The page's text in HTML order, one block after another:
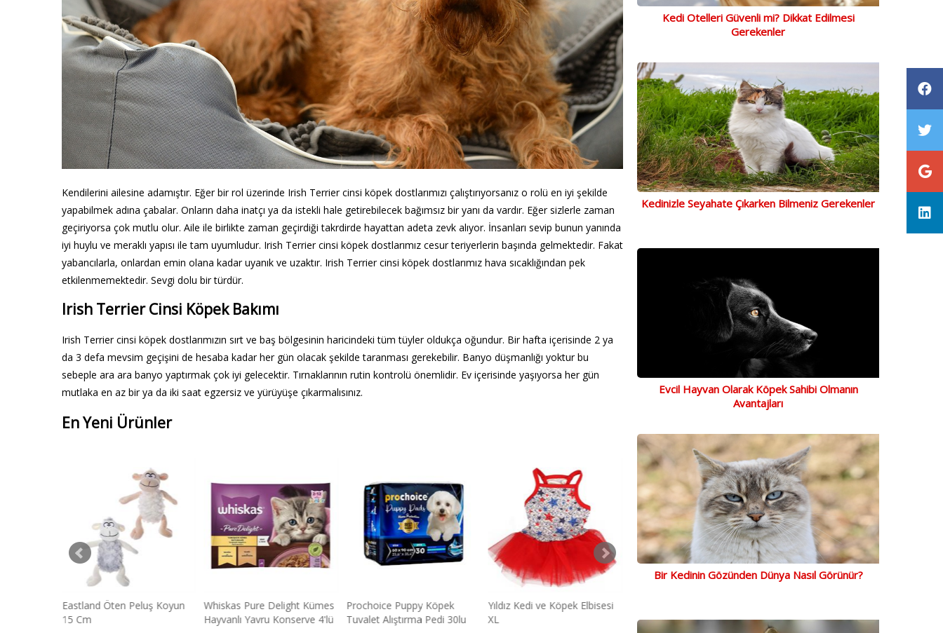
Kendilerini ailesine adamıştır. Eğer bir rol üzerinde Irish Terrier cinsi köpek dostlarımızı çalıştırıyorsanız o rolü en iyi şekilde
yapabilmek adına çabalar. Onların daha inatçı ya da istekli hale getirebilecek bağımsız bir yanı da vardır. Eğer sizlerle zaman
geçiriyorsa çok mutlu olur. Aile ile birlikte zaman geçirdiği takrdirde hayattan adeta zevk alıyor. İnsanları sevip bunun yanında
iyi huylu ve meraklı yapısı ile tam uyumludur. Irish Terrier cinsi köpek dostlarımız cesur teriyerlerin başında gelmektedir. Fakat
yabancılarla, onlardan emin olana kadar uyanık ve uzaktır. Irish Terrier cinsi köpek dostlarımız hava sıcaklığından pek
etkilenmemektedir. Sevgi dolu bir türdür.
Irish Terrier Cinsi Köpek Bakımı
Irish Terrier cinsi köpek dostlarımızın sırt ve baş bölgesinin haricindeki tüm tüyler oldukça oğundur. Bir hafta içerisinde 2 ya
da 3 defa mevsim geçişini de hesaba kadar her gün olacak şekilde taranması gerekebilir. Banyo düşmanlığı yoktur bu
sebeple ara ara banyo yaptırmak çok iyi gelecektir. Tırnaklarının rutin kontrolü önemlidir. Ev içerisinde yaşıyorsa her gün
mutlaka en az bir ya da iki saat egzersiz ve yürüyüşe çıkarmalısınız.
En Yeni Ürünler
Eastland Öten Peluş Koyun
15 Cm
Whiskas Pure Delight Kümes
Hayvanlı Yavru Konserve 4'lü
Prochoice Puppy Köpek
Tuvalet Alıştırma Pedi 30lu
Yıldız Kedi ve Köpek Elbisesi
XL
Seramik Su Kabı Standı
Köpek Gezdirme Tasması
Kedi Otelleri Güvenli mi? Dikkat Edilmesi
Gerekenler
Kedinizle Seyahate Çıkarken Bilmeniz Gerekenler
Evcil Hayvan Olarak Köpek Sahibi Olmanın
Avantajları
Bir Kedinin Gözünden Dünya Nasıl Görünür?